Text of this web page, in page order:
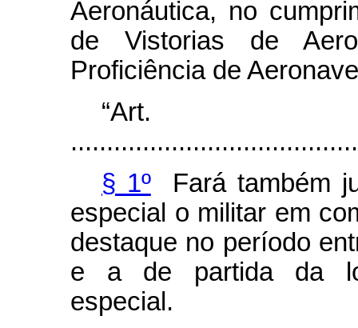
Aeronáutica, no
de Vistorias de
Proficiência de
§ 1ºFará também
especial o militar em
destaque no período
e a de partida da
especial.